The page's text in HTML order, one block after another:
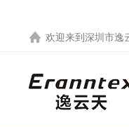
欢迎来到 深圳市逸